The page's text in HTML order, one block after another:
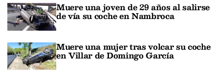
Muere una joven de 29 años al salirse
de vía su coche en Nambroca
Muere una mujer tras volcar su coche
en Villar de Domingo García